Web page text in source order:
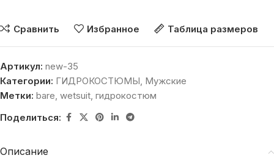
Сравнить Избранное Таблица размеров
Артикул: new-35
Категории: ГИДРОКОСТЮМЫ, Мужские
Метки: bare, wetsuit, гидрокостюм
Поделиться:
Описание